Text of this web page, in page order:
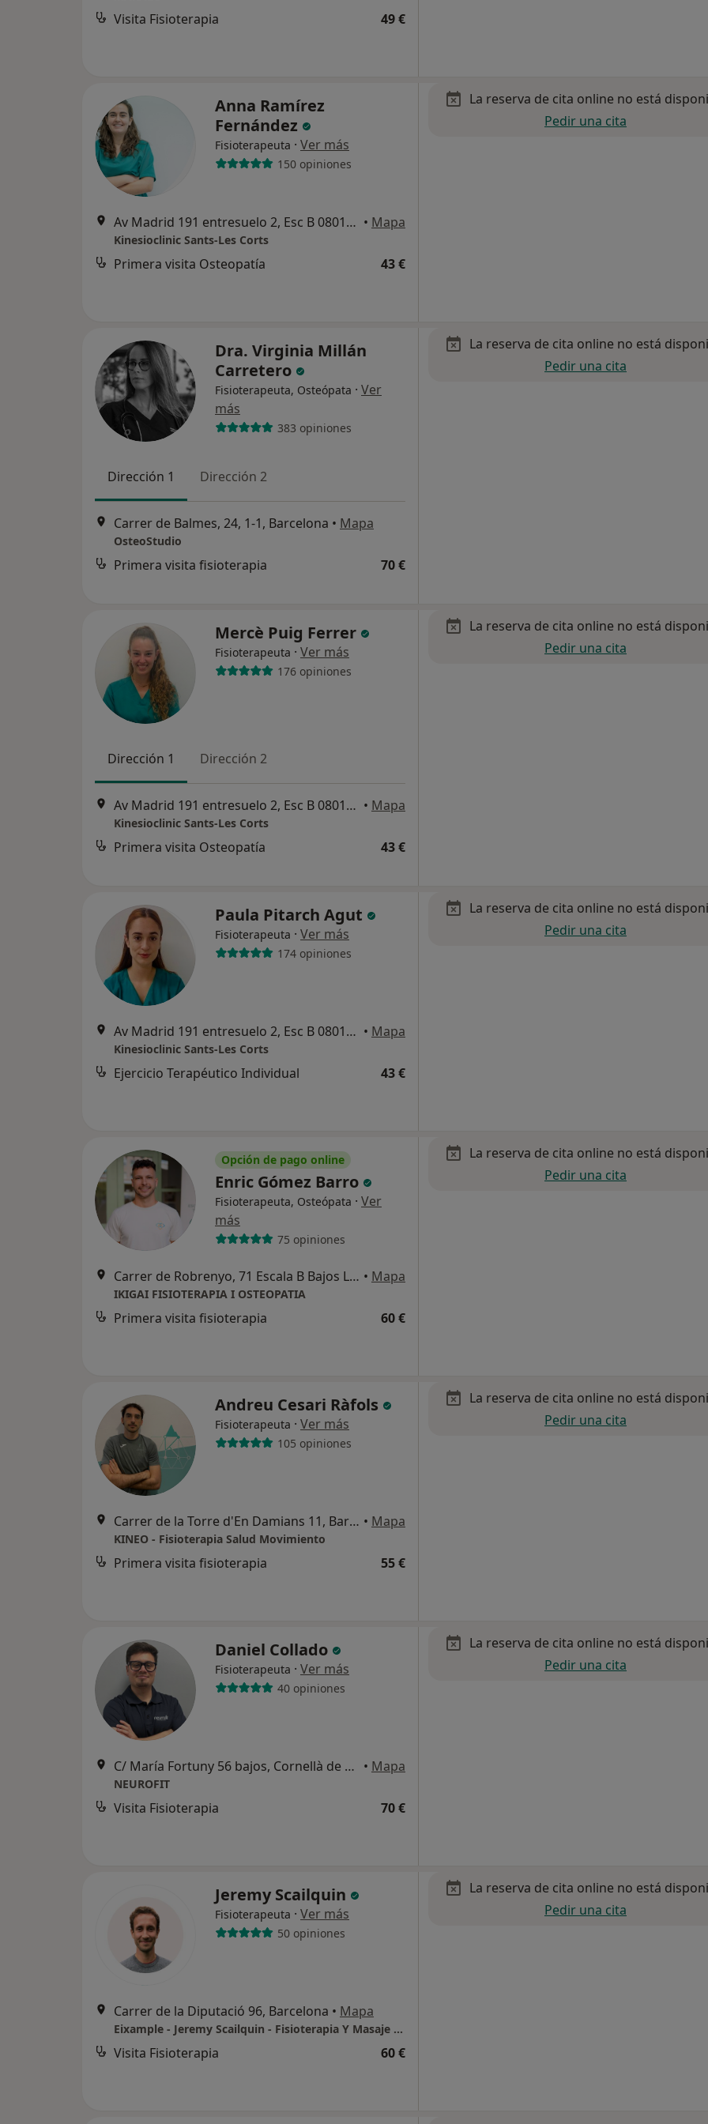
Visita Fisioterapia 49 €
Anna Ramírez
Fernández
Fisioterapeuta · Ver más
150 opiniones
Av Madrid 191 entresuelo 2, Esc B 08014 Barcelona, Barcelona • Mapa
Kinesioclinic Sants-Les Corts
Primera visita Osteopatía 43 €
La reserva de cita online no está
Pedir una cita
Dra. Virginia Millán
Carretero
Fisioterapeuta, Osteópata · Ver
más
383 opiniones
Dirección 1 Dirección 2
Carrer de Balmes, 24, 1-1, Barcelona • Mapa
OsteoStudio
Primera visita fisioterapia 70 €
La reserva de cita online no está
Pedir una cita
Mercè Puig Ferrer
Fisioterapeuta · Ver más
176 opiniones
Dirección 1 Dirección 2
Av Madrid 191 entresuelo 2, Esc B 08014 Barcelona, Barcelona • Mapa
Kinesioclinic Sants-Les Corts
Primera visita Osteopatía 43 €
La reserva de cita online no está
Pedir una cita
Paula Pitarch Agut
Fisioterapeuta · Ver más
174 opiniones
Av Madrid 191 entresuelo 2, Esc B 08014 Barcelona, Barcelona • Mapa
Kinesioclinic Sants-Les Corts
Ejercicio Terapéutico Individual 43 €
La reserva de cita online no está
Pedir una cita
Opción de pago online
Enric Gómez Barro
Fisioterapeuta, Osteópata · Ver
más
75 opiniones
Carrer de Robrenyo, 71 Escala B Bajos Local 7, Barcelona • Mapa
IKIGAI FISIOTERAPIA I OSTEOPATIA
Primera visita fisioterapia 60 €
La reserva de cita online no está
Pedir una cita
Andreu Cesari Ràfols
Fisioterapeuta · Ver más
105 opiniones
Carrer de la Torre d'En Damians 11, Barcelona • Mapa
KINEO - Fisioterapia Salud Movimiento
Primera visita fisioterapia 55 €
La reserva de cita online no está
Pedir una cita
Daniel Collado
Fisioterapeuta · Ver más
40 opiniones
C/ María Fortuny 56 bajos, Cornellà de Llobregat • Mapa
NEUROFIT
Visita Fisioterapia 70 €
La reserva de cita online no está
Pedir una cita
Jeremy Scailquin
Fisioterapeuta · Ver más
50 opiniones
Carrer de la Diputació 96, Barcelona • Mapa
Eixample - Jeremy Scailquin - Fisioterapia Y Masaje terapéutico
Visita Fisioterapia 60 €
La reserva de cita online no está
Pedir una cita